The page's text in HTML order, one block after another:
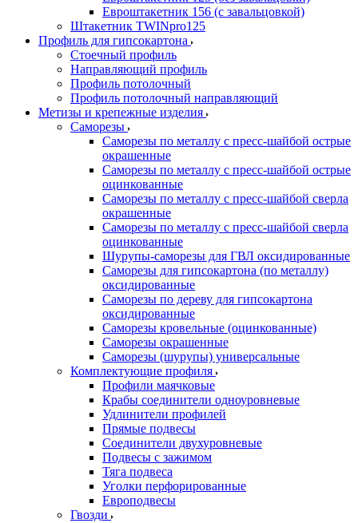
Евроштакетник 156 (с завальцовкой)
Штакетник TWINpro125
Профиль для гипсокартона
Стоечный профиль
Направляющий профиль
Профиль потолочный
Профиль потолочный направляющий
Метизы и крепежные изделия
Саморезы
Саморезы по металлу с пресс-шайбой острые
окрашенные
Саморезы по металлу с пресс-шайбой острые
оцинкованные
Саморезы по металлу с пресс-шайбой сверла
окрашенные
Саморезы по металлу с пресс-шайбой сверла
оцинкованные
Шурупы-саморезы для ГВЛ оксидированные
Саморезы для гипсокартона (по металлу)
оксидированные
Саморезы по дереву для гипсокартона
оксидированные
Саморезы кровельные (оцинкованные)
Саморезы окрашенные
Саморезы (шурупы) универсальные
Комплектующие профиля
Профили маячковые
Крабы соединители одноуровневые
Удлинители профилей
Прямые подвесы
Соединители двухуровневые
Подвесы с зажимом
Тяга подвеса
Уголки перфорированные
Европодвесы
Гвозди